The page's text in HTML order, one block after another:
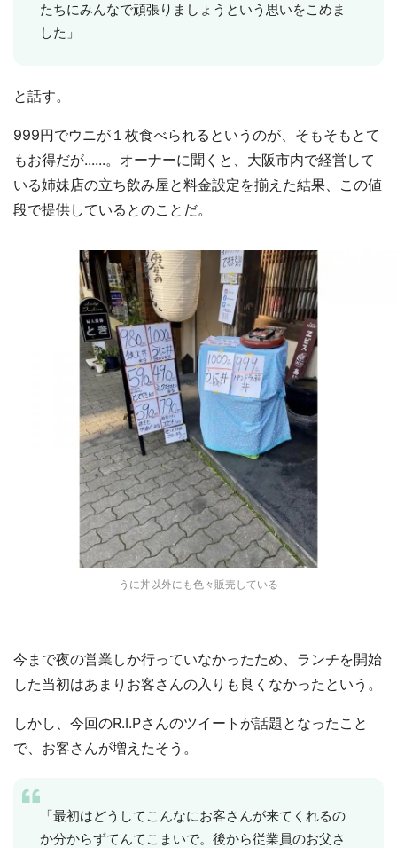
たちにみんなで頑張りましょうという思いをこめま
した」
と話す。
999円でウニが１枚食べられるというのが、そもそもとて
もお得だが......。オーナーに聞くと、大阪市内で経営して
いる姉妹店の立ち飲み屋と料金設定を揃えた結果、この値
段で提供しているとのことだ。
うに丼以外にも色々販売している
今まで夜の営業しか行っていなかったため、ランチを開始
した当初はあまりお客さんの入りも良くなかったという。
しかし、今回のR.I.Pさんのツイートが話題となったこと
で、お客さんが増えたそう。
「最初はどうしてこんなにお客さんが来てくれるの
か分からずてんてこまいで。後から従業員のお父さ